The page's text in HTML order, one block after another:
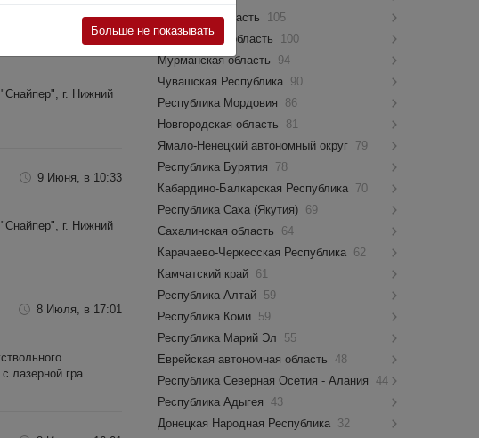
31 Июля, в 16:35
г. Нижний
9 Июня, в 10:33
г. Нижний
8 Июля, в 17:01
лазерной гра...
Больше не показывать
Псковская область
105
Костромская область
100
Мурманская область
94
Чувашская Республика 90
Республика Мордовия
86
Новгородская область
81
Ямало-Ненецкий автономный округ 79
Республика Бурятия
78
Кабардино-Балкарская Республика 70
Республика Саха (Якутия) 69
Сахалинская область
64
Карачаево-Черкесская Республика 62
Камчатский край 61
Республика Алтай 59
Республика Коми 59
Республика Марий Эл
55
Еврейская автономная область
48
Республика Северная Осетия - Алания
44
Республика Адыгея
43
Донецкая Народная Республика 32